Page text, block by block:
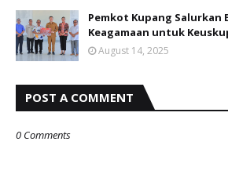
Pemkot Kupang Salurkan
Keagamaan untuk
August 14, 2025
POST A COMMENT
0 Comments